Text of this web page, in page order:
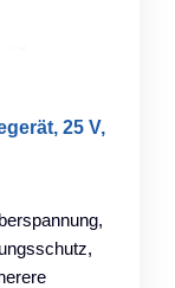
25 V,